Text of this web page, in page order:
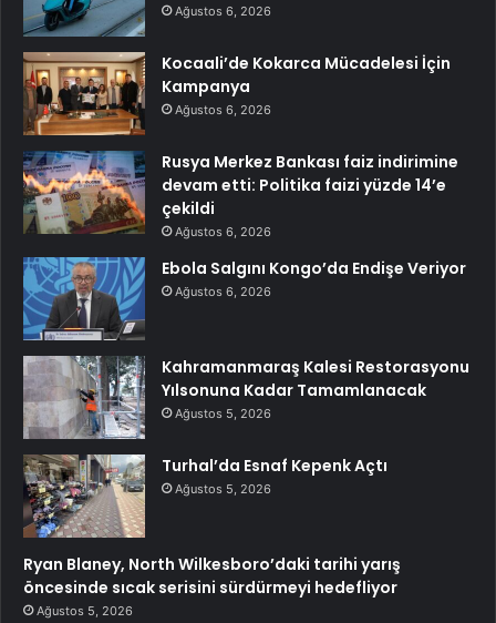
Ağustos 6, 2026
Kocaali’de Kokarca Mücadelesi İçin
Kampanya
Ağustos 6, 2026
Rusya Merkez Bankası faiz indirimine
devam etti: Politika faizi yüzde 14’e
çekildi
Ağustos 6, 2026
Ebola Salgını Kongo’da Endişe Veriyor
Ağustos 6, 2026
Kahramanmaraş Kalesi Restorasyonu
Yılsonuna Kadar Tamamlanacak
Ağustos 5, 2026
Turhal’da Esnaf Kepenk Açtı
Ağustos 5, 2026
Ryan Blaney, North Wilkesboro’daki tarihi yarış
öncesinde sıcak serisini sürdürmeyi hedefliyor
Ağustos 5, 2026